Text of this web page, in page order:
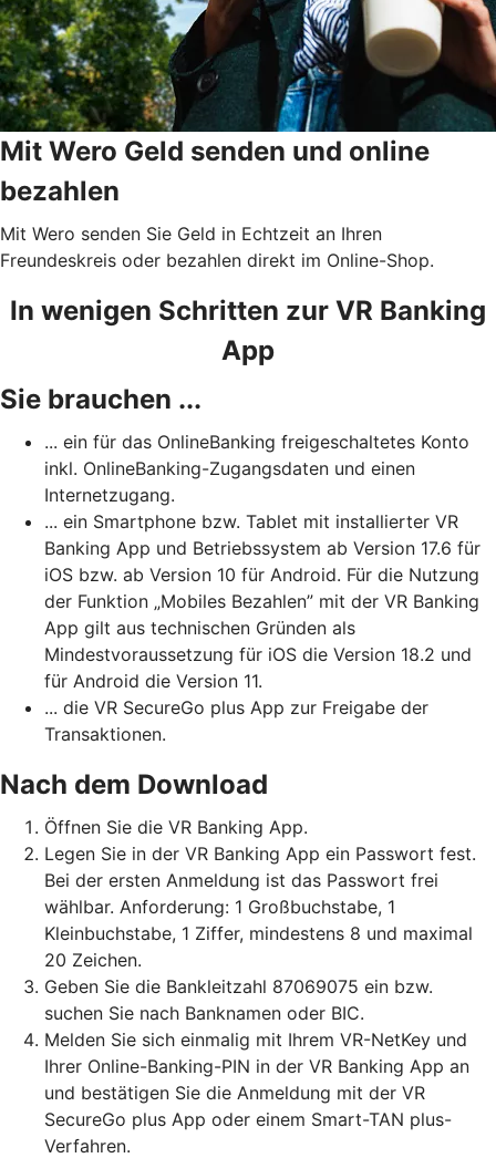
Mit Wero Geld senden und online
bezahlen
Mit Wero senden Sie Geld in Echtzeit an Ihren
Freundeskreis oder bezahlen direkt im Online-Shop.
In wenigen Schritten zur VR Banking
App
Sie brauchen ...
... ein für das OnlineBanking freigeschaltetes Konto
inkl. OnlineBanking-Zugangsdaten und einen
Internetzugang.
... ein Smartphone bzw. Tablet mit installierter VR
Banking App und Betriebssystem ab Version 17.6 für
iOS bzw. ab Version 10 für Android. Für die Nutzung
der Funktion „Mobiles Bezahlen” mit der VR Banking
App gilt aus technischen Gründen als
Mindestvoraussetzung für iOS die Version 18.2 und
für Android die Version 11.
... die VR SecureGo plus App zur Freigabe der
Transaktionen.
Nach dem Download
Öffnen Sie die VR Banking App.
Legen Sie in der VR Banking App ein Passwort fest.
Bei der ersten Anmeldung ist das Passwort frei
wählbar. Anforderung: 1 Großbuchstabe, 1
Kleinbuchstabe, 1 Ziffer, mindestens 8 und maximal
20 Zeichen.
Geben Sie die Bankleitzahl 87069075 ein bzw.
suchen Sie nach Banknamen oder BIC.
Melden Sie sich einmalig mit Ihrem VR-NetKey und
Ihrer Online-Banking-PIN in der VR Banking App an
und bestätigen Sie die Anmeldung mit der VR
SecureGo plus App oder einem Smart-TAN plus-
Verfahren.